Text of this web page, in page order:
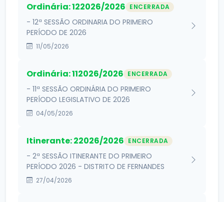
Ordinária: 122026/2026 ENCERRADA
- 12ª SESSÃO ORDINARIA DO PRIMEIRO
PERÍODO DE 2026
11/05/2026
Ordinária: 112026/2026 ENCERRADA
- 11ª SESSÃO ORDINÁRIA DO PRIMEIRO
PERÍODO LEGISLATIVO DE 2026
04/05/2026
Itinerante: 22026/2026 ENCERRADA
- 2ª SESSÃO ITINERANTE DO PRIMEIRO
PERÍODO 2026 - DISTRITO DE FERNANDES
27/04/2026